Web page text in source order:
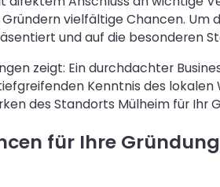
vielfältige Chancen.
und auf die besonderen
zeigt: Ein durchdachter
Kenntnis des
des Standorts Mülheim für
für Ihre Gründung